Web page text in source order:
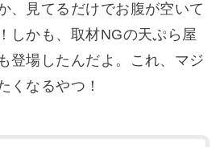
、見てるだけでお腹が空いて
しかも、取材NGの天ぷら屋
登場したんだよ。これ、マジ
くなるやつ！